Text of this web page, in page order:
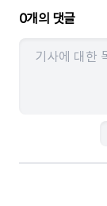
0개의 댓글